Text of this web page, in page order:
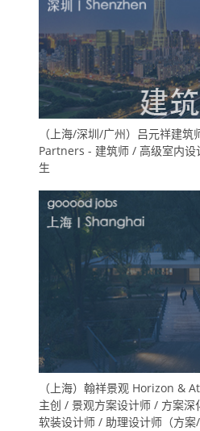
（上海/深圳/广州）吕元祥建
Partners - 建筑师 / 高级室内
生
（上海）翰祥景观 Horizon &
主创 / 景观方案设计师 / 方案
软装设计师 / 助理设计师（方案/